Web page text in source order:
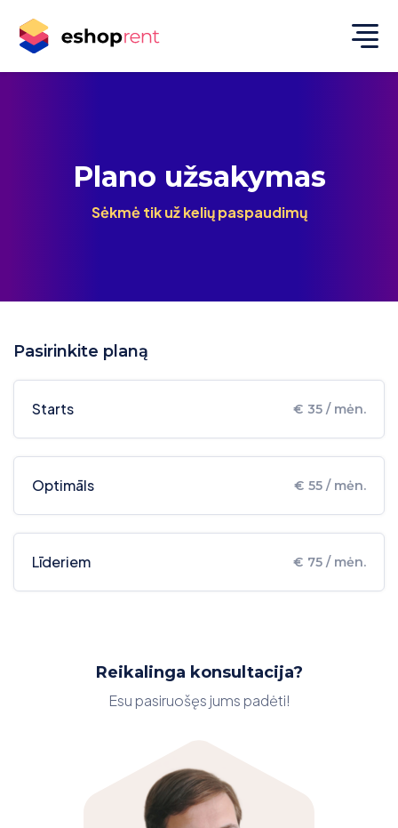
Plano užsakymas
Sėkmė tik už kelių paspaudimų
Pasirinkite planą
Starts € 35 / mėn.
Optimāls € 55 / mėn.
Līderiem € 75 / mėn.
Reikalinga konsultacija?
Esu pasiruošęs jums padėti!